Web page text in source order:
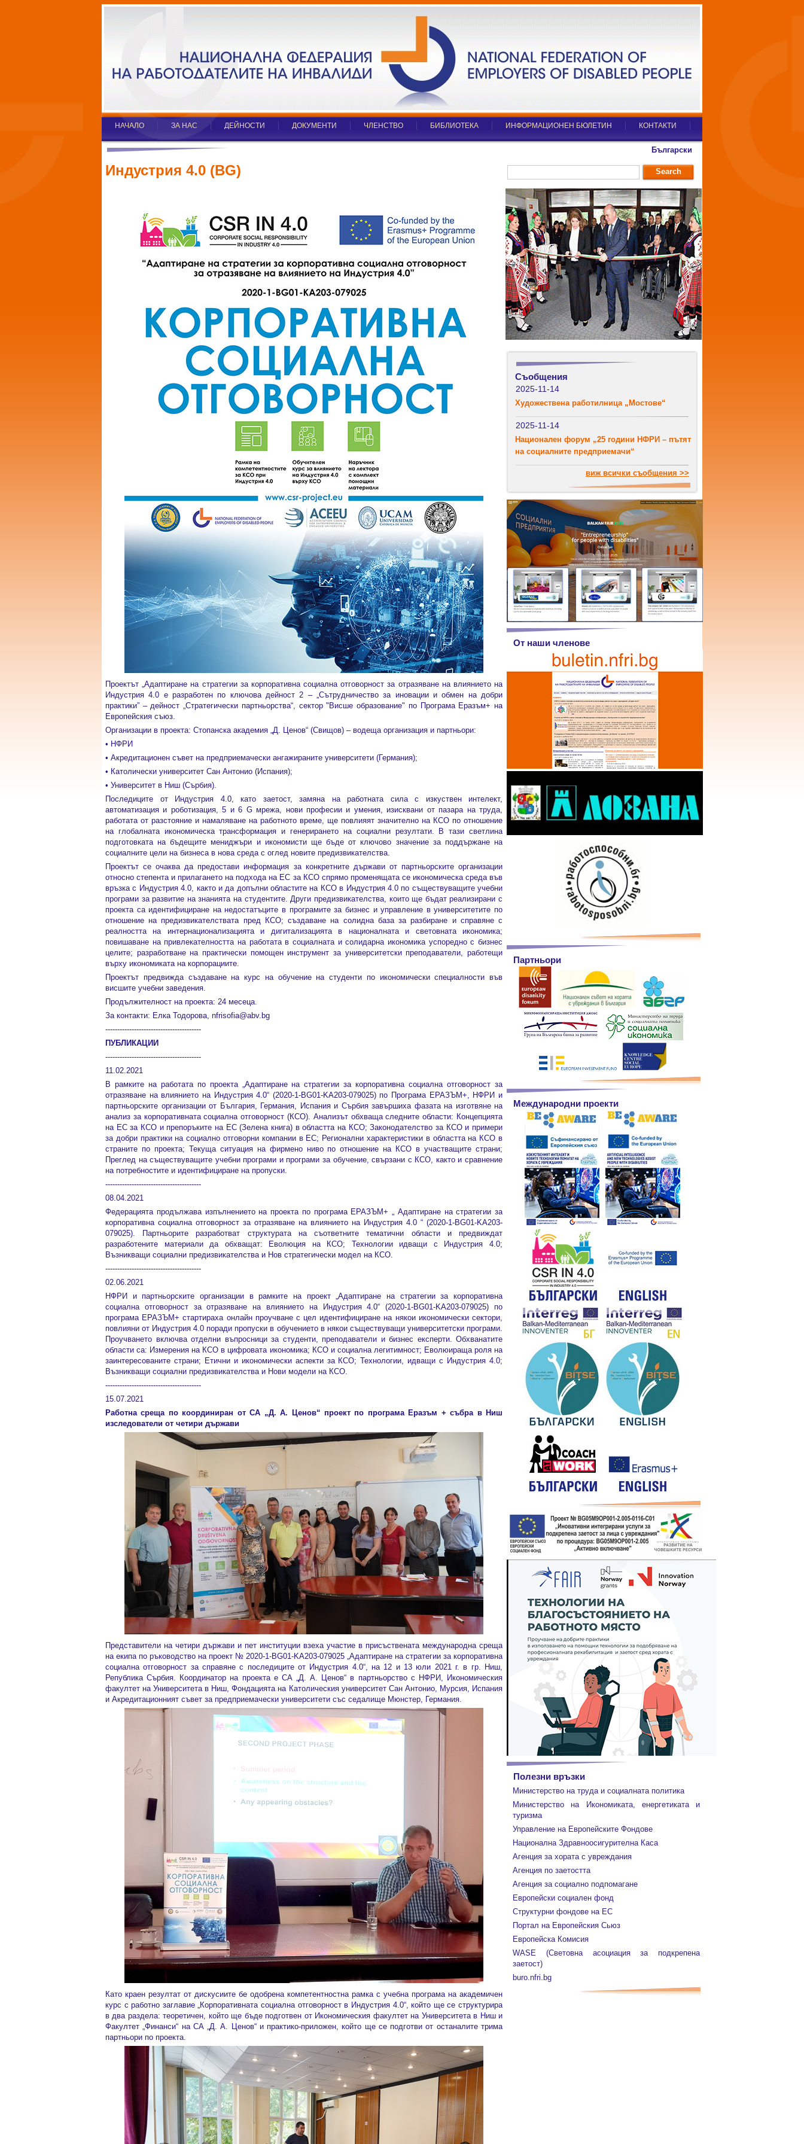
НАЧАЛО ЗА НАС ДЕЙНОСТИ ДОКУМЕНТИ ЧЛЕНСТВО БИБЛИОТЕКА ИНФОРМАЦИОНЕН БЮЛЕТИН КОНТАКТИ
Индустрия 4.0 (BG)
Проектът „Адаптиране на стратегии за корпоративна социална отговорност за отразяване на влиянието на
Индустрия 4.0 е разработен по ключова дейност 2 – „Сътрудничество за иновации и обмен на добри
практики” – дейност „Стратегически партньорства“, сектор "Висше образование" по Програма Еразъм+ на
Европейския съюз.
Организации в проекта: Стопанска академия „Д. Ценов“ (Свищов) – водеща организация и партньори:
• НФРИ
• Акредитационен съвет на предприемачески ангажираните университети (Германия);
• Католически университет Сан Антонио (Испания);
• Университет в Ниш (Сърбия).
Последиците от Индустрия 4.0, като заетост, замяна на работната сила с изкуствен интелект,
автоматизация и роботизация, 5 и 6 G мрежа, нови професии и умения, изисквани от пазара на труда,
работата от разстояние и намаляване на работното време, ще повлияят значително на КСО по отношение
на глобалната икономическа трансформация и генерирането на социални резултати. В тази светлина
подготовката на бъдещите мениджъри и икономисти ще бъде от ключово значение за поддържане на
социалните цели на бизнеса в нова среда с оглед новите предизвикателства.
Проектът се очаква да предостави информация за конкретните държави от партньорските организации
относно степента и прилагането на подхода на ЕС за КСО спрямо променящата се икономическа среда във
връзка с Индустрия 4.0, както и да допълни областите на КСО в Индустрия 4.0 по съществуващите учебни
програми за развитие на знанията на студентите. Други предизвикателства, които ще бъдат реализирани с
проекта са идентифициране на недостатъците в програмите за бизнес и управление в университетите по
отношение на предизвикателствата пред КСО; създаване на солидна база за разбиране и справяне с
реалността на интернационализацията и дигитализацията в националната и световната икономика;
повишаване на привлекателността на работата в социалната и солидарна икономика успоредно с бизнес
целите; разработване на практически помощен инструмент за университетски преподаватели, работещи
върху икономиката на корпорациите.
Проектът предвижда създаване на курс на обучение на студенти по икономически специалности във
висшите учебни заведения.
Продължителност на проекта: 24 месеца.
За контакти: Елка Тодорова, nfrisofia@abv.bg
----------------------------------------
ПУБЛИКАЦИИ
----------------------------------------
11.02.2021
В рамките на работата по проекта „Адаптиране на стратегии за корпоративна социална отговорност за
отразяване на влиянието на Индустрия 4.0“ (2020-1-BG01-KA203-079025) по Програма EРАЗЪМ+, НФРИ и
партньорските организации от България, Германия, Испания и Сърбия завършиха фазата на изготвяне на
анализ за корпоративната социална отговорност (КСО). Анализът обхваща следните области: Концепцията
на ЕС за КСО и препоръките на ЕС (Зелена книга) в областта на КСО; Законодателство за КСО и примери
за добри практики на социално отговорни компании в ЕС; Регионални характеристики в областта на КСО в
страните по проекта; Текуща ситуация на фирмено ниво по отношение на КСО в участващите страни;
Преглед на съществуващите учебни програми и програми за обучение, свързани с КСО, както и сравнение
на потребностите и идентифициране на пропуски.
----------------------------------------
08.04.2021
Федерацията продължава изпълнението на проекта по програма EРАЗЪМ+ „ Адаптиране на стратегии за
корпоративна социална отговорност за отразяване на влиянието на Индустрия 4.0 “ (2020-1-BG01-KA203-
079025). Партньорите разработват структурата на съответните тематични области и предвиждат
разработените материали да обхващат: Еволюция на КСО; Технологии идващи с Индустрия 4.0;
Възникващи социални предизвикателства и Нов стратегически модел на КСО.
----------------------------------------
02.06.2021
НФРИ и партньорските организации в рамките на проект „Адаптиране на стратегии за корпоративна
социална отговорност за отразяване на влиянието на Индустрия 4.0“ (2020-1-BG01-KA203-079025) по
програма EРАЗЪМ+ стартираха онлайн проучване с цел идентифициране на някои икономически сектори,
повлияни от Индустрия 4.0 поради пропуски в обучението в някои съществуващи университетски програми.
Проучването включва отделни въпросници за студенти, преподаватели и бизнес експерти. Обхванатите
области са: Измерения на КСО в цифровата икономика; КСО и социална легитимност; Еволюираща роля на
заинтересованите страни; Етични и икономически аспекти за КСО; Технологии, идващи с Индустрия 4.0;
Възникващи социални предизвикателства и Нови модели на КСО.
----------------------------------------
15.07.2021
Работна среща по координиран от СА „Д. А. Ценов“ проект по програма Еразъм + събра в Ниш
изследователи от четири държави
Представители на четири държави и пет институции взеха участие в присъствената международна среща
на екипа по ръководство на проект № 2020-1-BG01-KA203-079025 „Адаптиране на стратегии за корпоративна
социална отговорност за справяне с последиците от Индустрия 4.0“, на 12 и 13 юли 2021 г. в гр. Ниш,
Република Сърбия. Координатор на проекта е СА „Д. А. Ценов“ в партньорство с НФРИ, Икономическия
факултет на Университета в Ниш, Фондацията на Католическия университет Сан Антонио, Мурсия, Испания
и Акредитационният съвет за предприемачески университети със седалище Мюнстер, Германия.
Като краен резултат от дискусиите бе одобрена компетентностна рамка с учебна програма на академичен
курс с работно заглавие „Корпоративната социална отговорност в Индустрия 4.0“, който ще се структурира
в два раздела: теоретичен, който ще бъде подготвен от Икономическия факултет на Университета в Ниш и
Факултет „Финанси“ на СА „Д. А. Ценов“ и практико-приложен, който ще се подготви от останалите трима
партньори по проекта.
Български
Search
Съобщения
2025-11-14
Художествена работилница „Мостове“
2025-11-14
Национален форум „25 години НФРИ – пътят
на социалните предприемачи“
виж всички съобщения >>
От наши членове
Партньори
Международни проекти
Полезни връзки
Министерство на труда и социалната политика
Министерство на Икономиката, енергетиката и
туризма
Управление на Европейските Фондове
Национална Здравноосигурителна Каса
Агенция за хората с увреждания
Агенция по заетостта
Агенция за социално подпомагане
Европейски социален фонд
Структурни фондове на ЕС
Портал на Европейския Сьюз
Европейска Комисия
WASE (Световна асоциация за подкрепена
заетост)
buro.nfri.bg